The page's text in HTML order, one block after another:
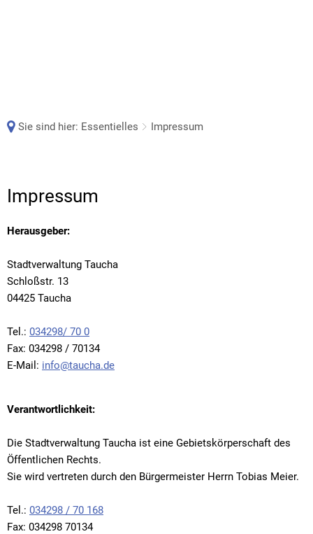
Sie sind hier: Essentielles Impressum
Impressum
Herausgeber:
Stadtverwaltung Taucha
Schloßstr. 13
04425 Taucha
Tel.: 034298/ 70 0
Fax: 034298 / 70134
E-Mail: info@taucha.de
Verantwortlichkeit:
Die Stadtverwaltung Taucha ist eine Gebietskörperschaft des
Öffentlichen Rechts.
Sie wird vertreten durch den Bürgermeister Herrn Tobias Meier.
Tel.: 034298 / 70 168
Fax: 034298 70134